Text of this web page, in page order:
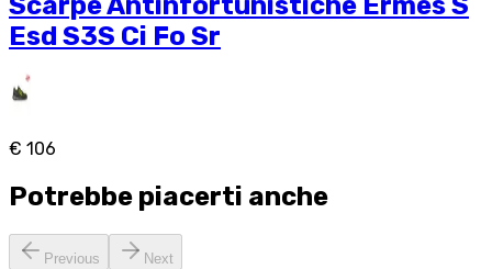
Esd S3S Ci Fo Sr
€ 106
Potrebbe piacerti anche
Previous Next